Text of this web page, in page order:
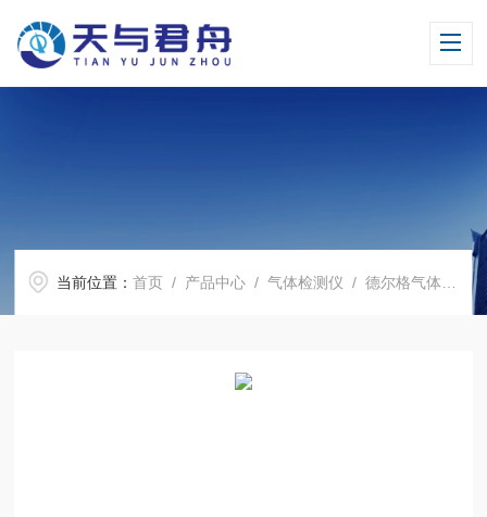
当前位置：首页 / 产品中心 /气体检测仪 /德尔格气体报警器